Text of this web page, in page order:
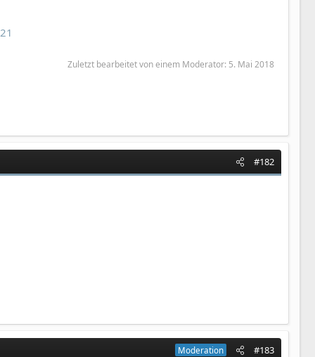
Zuletzt bearbeitet von einem Moderator: 5. Mai 2018
#182
Moderation #183